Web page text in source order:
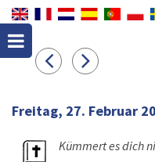
Freitag, 27. Februar
Kümmert es dich